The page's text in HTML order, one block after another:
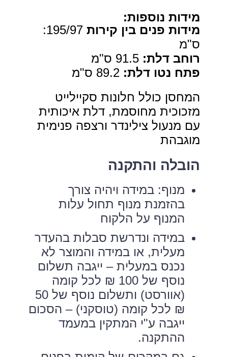
מידות נוספות:
מידות פנים בין קירות
195/97:
ס"מ
רוחב דלת:
פתח נטו דלת:
המחסן כולל חלונות סקיילייט
מזכוכית מחוסמת, דלת איכותית
עם מנעול צילינדר ורצפה פנימית
מוגבהת
הובלה והתקנה
מנוף: במידה ויהיה צורך
בהזמנת מנוף תחול עלות
המנוף על הלקוח
במידה ונדרשת סבלות בהעדר
מעלית, או במידה והמוצר לא
נכנס במעלית – ייגבה תשלום
נוסף של 100 ₪ לכל קומה
(אוורסט) ותשלום נוסף של 50
₪ לכל קומה (טוסקני) – הסכום
ייגבה ע"י המתקין במעמד
ההתקנה.